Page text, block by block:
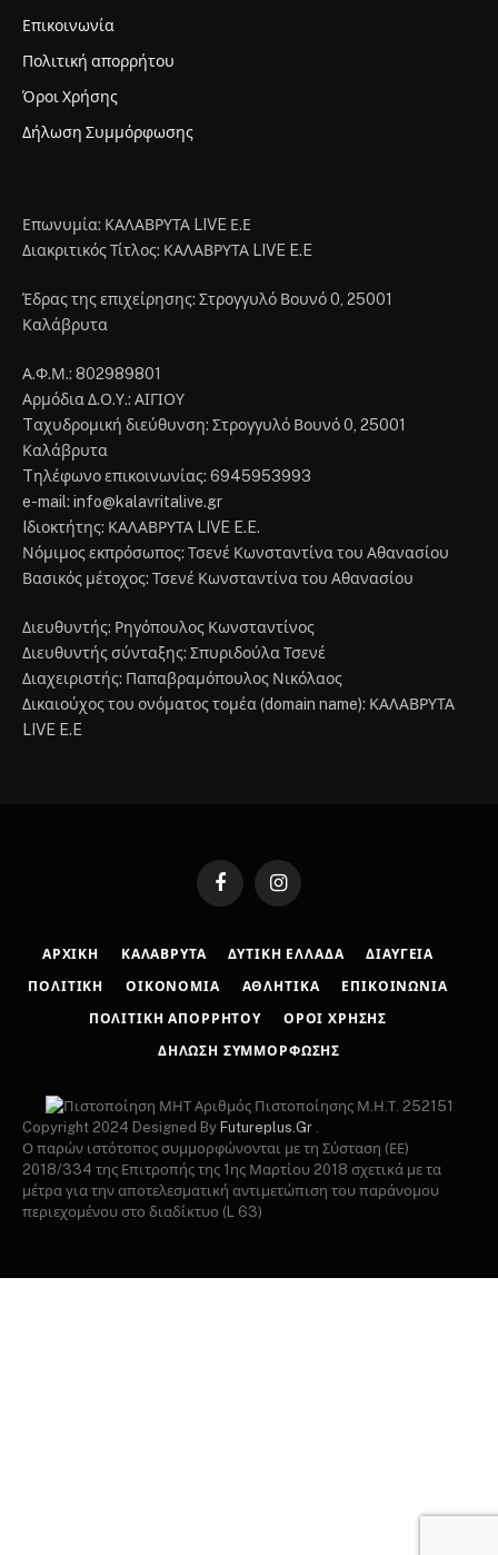
Επικοινωνία
Πολιτική απορρήτου
Όροι Χρήσης
Δήλωση Συμμόρφωσης
Επωνυμία: ΚΑΛΑΒΡΥΤΑ LIVE Ε.Ε
Διακριτικός Τίτλος: ΚΑΛΑΒΡΥΤΑ LIVE E.E
Έδρας της επιχείρησης: Στρογγυλό Βουνό 0, 25001
Καλάβρυτα
Α.Φ.Μ.: 802989801
Αρμόδια Δ.Ο.Υ.: ΑΙΓΙΟΥ
Tαχυδρομική διεύθυνση: Στρογγυλό Βουνό 0, 25001
Καλάβρυτα
Tηλέφωνο επικοινωνίας: 6945953993
e-mail: info@kalavritalive.gr
Iδιοκτήτης: ΚΑΛΑΒΡΥΤΑ LIVE E.E.
Νόμιμος εκπρόσωπος: Τσενέ Κωνσταντίνα του Αθανασίου
Βασικός μέτοχος: Τσενέ Κωνσταντίνα του Αθανασίου
Διευθυντής: Ρηγόπουλος Κωνσταντίνος
Διευθυντής σύνταξης: Σπυριδούλα Τσενέ
Διαχειριστής: Παπαβραμόπουλος Νικόλαος
Δικαιούχος του ονόματος τομέα (domain name): ΚΑΛΑΒΡΥΤΑ
LIVE E.E
FacebookInstagram
ΑΡΧΙΚΉ ΚΑΛΆΒΡΥΤΑ ΔΥΤΙΚΉ ΕΛΛΆΔΑ ΔΙΑΎΓΕΙΑ
ΠΟΛΙΤΙΚΉ ΟΙΚΟΝΟΜΊΑ ΑΘΛΗΤΙΚΆ ΕΠΙΚΟΙΝΩΝΊΑ
ΠΟΛΙΤΙΚΉ ΑΠΟΡΡΉΤΟΥ ΌΡΟΙ ΧΡΉΣΗΣ
ΔΉΛΩΣΗ ΣΥΜΜΌΡΦΩΣΗΣ
Αριθμός Πιστοποίησης Μ.Η.Τ. 252151
Copyright 2024 Designed By Futureplus.Gr
Ο παρών ιστότοπος συμμορφώνονται με τη Σύσταση (ΕΕ)
2018/334 της Επιτροπής της 1ης Μαρτίου 2018 σχετικά με τα
μέτρα για την αποτελεσματική αντιμετώπιση του παράνομου
περιεχομένου στο διαδίκτυο (L 63)